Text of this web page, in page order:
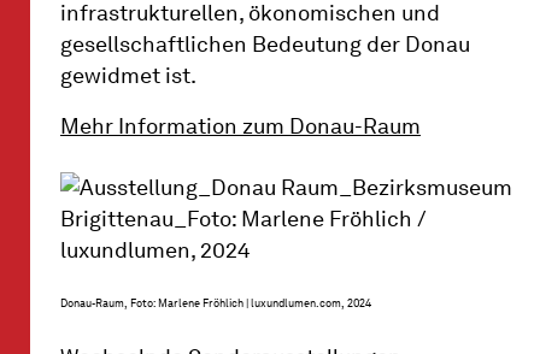
infrastrukturellen, ökonomischen und
gesellschaftlichen Bedeutung der Donau
gewidmet ist.
Mehr Information zum Donau-Raum
Donau-Raum, Foto: Marlene Fröhlich | luxundlumen.com, 2024